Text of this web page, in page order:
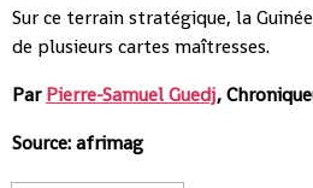
Sur ce terrain stratégique, la
de plusieurs cartes maîtresses.
ParPierre-Samuel Guedj,
Source: afrimag